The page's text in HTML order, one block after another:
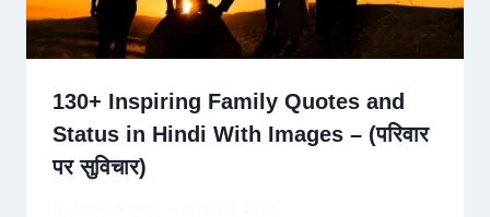
130+ Inspiring Family Quotes and
Status in Hindi With Images – (परिवार
पर सुविचार)